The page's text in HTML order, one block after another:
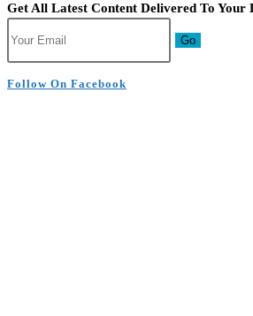
Get All Latest Content Delivered To Your
Go
Follow On Facebook